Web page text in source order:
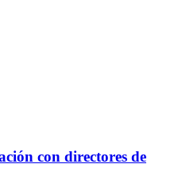
con directores de